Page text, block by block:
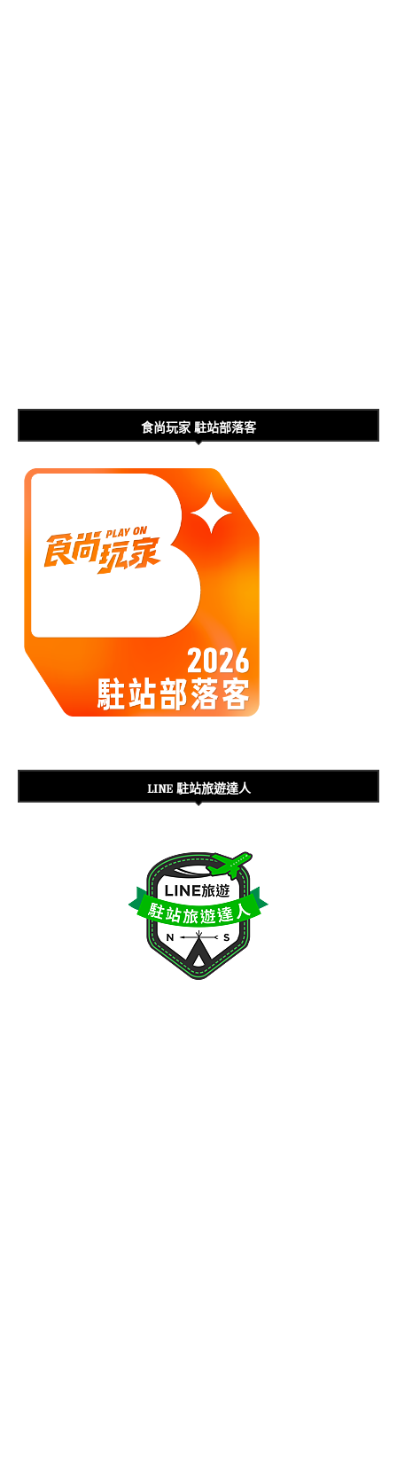
食尚玩家 駐站部落客
LINE 駐站旅遊達人